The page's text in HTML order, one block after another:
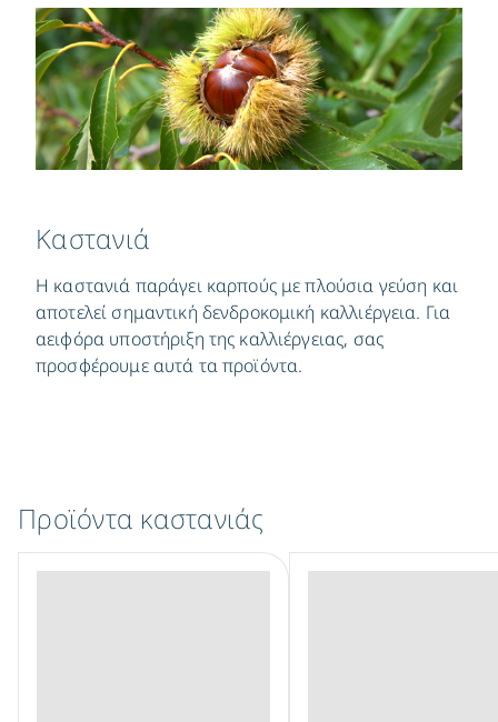
Καστανιά
Η καστανιά παράγει καρπούς με πλούσια γεύση και
αποτελεί σημαντική δενδροκομική καλλιέργεια. Για
αειφόρα υποστήριξη της καλλιέργειας, σας
προσφέρουμε αυτά τα προϊόντα.
Προϊόντα καστανιάς